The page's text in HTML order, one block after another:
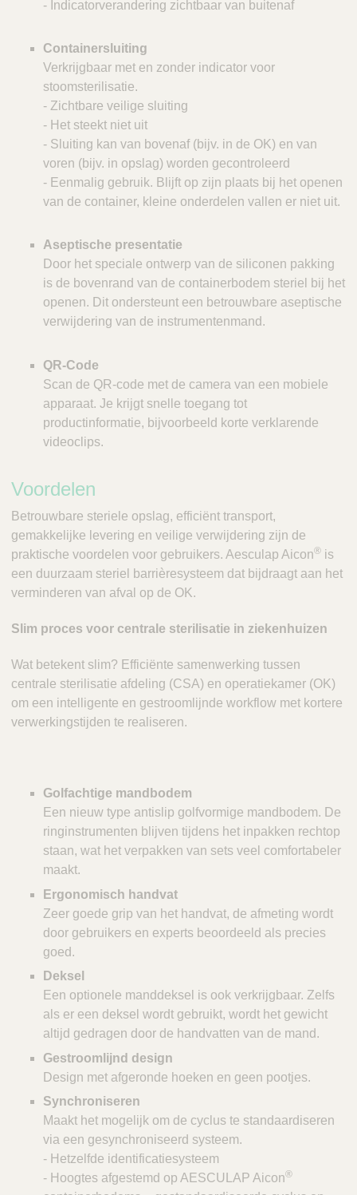
- Indicatorverandering zichtbaar van buitenaf
Containersluiting
Verkrijgbaar met en zonder indicator voor
stoomsterilisatie.
- Zichtbare veilige sluiting
- Het steekt niet uit
- Sluiting kan van bovenaf (bijv. in de OK) en van
voren (bijv. in opslag) worden gecontroleerd
- Eenmalig gebruik. Blijft op zijn plaats bij het openen
van de container, kleine onderdelen vallen er niet uit.
Aseptische presentatie
Door het speciale ontwerp van de siliconen pakking
is de bovenrand van de containerbodem steriel bij het
openen. Dit ondersteunt een betrouwbare aseptische
verwijdering van de instrumentenmand.
QR-Code
Scan de QR-code met de camera van een mobiele
apparaat. Je krijgt snelle toegang tot
productinformatie, bijvoorbeeld korte verklarende
videoclips.
Voordelen
Betrouwbare steriele opslag, efficiënt transport,
gemakkelijke levering en veilige verwijdering zijn de
praktische voordelen voor gebruikers. Aesculap Aicon® is
een duurzaam steriel barrièresysteem dat bijdraagt aan het
verminderen van afval op de OK.
Slim proces voor centrale sterilisatie in ziekenhuizen
Wat betekent slim? Efficiënte samenwerking tussen
centrale sterilisatie afdeling (CSA) en operatiekamer (OK)
om een intelligente en gestroomlijnde workflow met kortere
verwerkingstijden te realiseren.
Golfachtige mandbodem
Een nieuw type antislip golfvormige mandbodem. De
ringinstrumenten blijven tijdens het inpakken rechtop
staan, wat het verpakken van sets veel comfortabeler
maakt.
Ergonomisch handvat
Zeer goede grip van het handvat, de afmeting wordt
door gebruikers en experts beoordeeld als precies
goed.
Deksel
Een optionele manddeksel is ook verkrijgbaar. Zelfs
als er een deksel wordt gebruikt, wordt het gewicht
altijd gedragen door de handvatten van de mand.
Gestroomlijnd design
Design met afgeronde hoeken en geen pootjes.
Synchroniseren
Maakt het mogelijk om de cyclus te standaardiseren
via een gesynchroniseerd systeem.
- Hetzelfde identificatiesysteem
- Hoogtes afgestemd op AESCULAP Aicon®